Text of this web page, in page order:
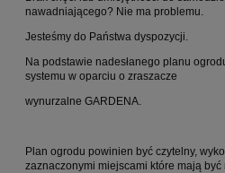
nawadniającego? Nie ma problemu.
Jesteśmy do Państwa dyspozycji.
Na podstawie nadesłanego planu
systemu w oparciu o zraszacze
wynurzalne GARDENA.
Plan ogrodu powinien być czytelny,
zaznaczonymi miejscami które mają być